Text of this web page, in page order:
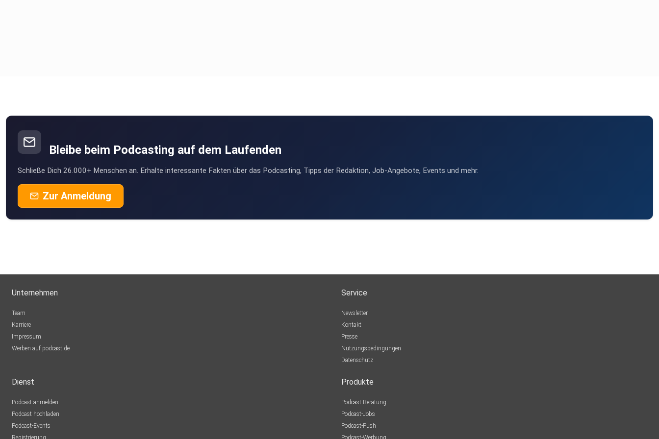
Bleibe beim Podcasting auf dem Laufenden
Schließe Dich 26.000+ Menschen an. Erhalte interessante Fakten über das Podcasting, Tipps der Redaktion, Job-Angebote, Events und mehr.
Zur Anmeldung
Unternehmen
Team
Karriere
Impressum
Werben auf podcast.de
Service
Newsletter
Kontakt
Presse
Nutzungsbedingungen
Datenschutz
Dienst
Podcast anmelden
Podcast hochladen
Podcast-Events
Registrierung
Produkte
Podcast-Beratung
Podcast-Jobs
Podcast-Push
Podcast-Werbung